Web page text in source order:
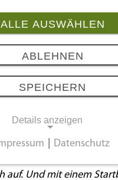
Version (li.) vor. (©
Bilder
Der E-Roller mit
Leichtkraftroller aus
auf. Und mit einem
ALLE AUSWÄHLEN
ABLEHNEN
SPEICHERN
Details anzeigen
Cookies ermöglichen
Datenschutz